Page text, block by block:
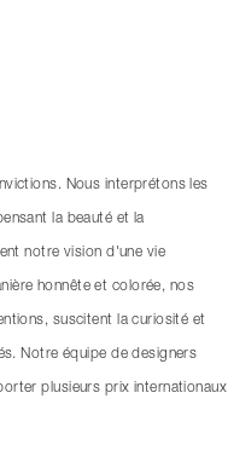
Nous interprétons les
la beauté et la
notre vision d'une vie
honnête et colorée, nos
suscitent la curiosité et
Notre équipe de designers
plusieurs prix internationaux